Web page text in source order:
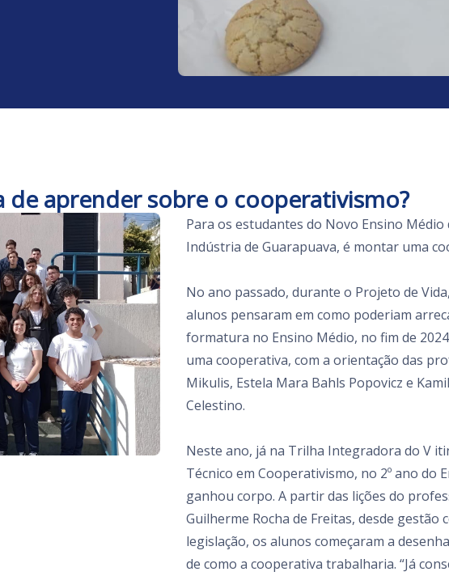
de aprender sobre o cooperativismo?
Para os estudantes do Novo Ensino Médio
Indústria de Guarapuava, é montar uma
No ano passado, durante o Projeto de
alunos pensaram em como poderiam
formatura no Ensino Médio, no fim de
uma cooperativa, com a orientação das
Mikulis, Estela Mara Bahls Popovicz e
Celestino.
Neste ano, já na Trilha Integradora do V
Técnico em Cooperativismo, no 2º ano do
ganhou corpo. A partir das lições do
Guilherme Rocha de Freitas, desde gestão
legislação, os alunos começaram a
de como a cooperativa trabalharia. “Já